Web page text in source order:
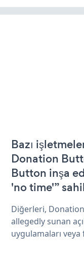
Bazı
Donation
Button inşa
'no time'”
Diğerleri,
allegedly sunan
uygulamaları veya